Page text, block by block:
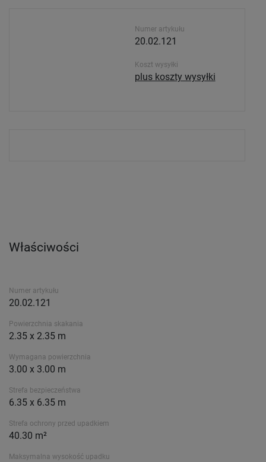
Numer artykułu
20.02.121
Koszt wysyłki
plus koszty wysyłki
Właściwości
Numer artykułu
20.02.121
Powierzchnia skakania
2.35 x 2.35 m
Wymagana powierzchnia
3.00 x 3.00 m
Strefa bezpieczeństwa
6.35 x 6.35 m
Strefa ochrony przed upadkiem
40.30 m²
Maksymalna wysokość upadku